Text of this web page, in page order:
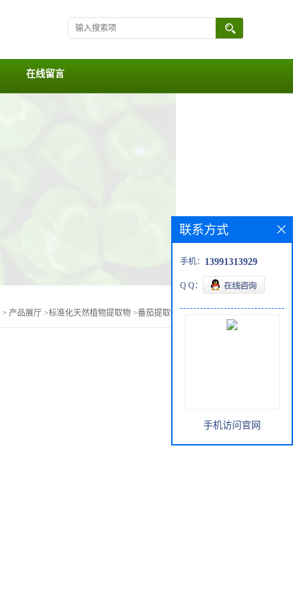
在线留言
> 产品展厅 >标准化天然植物提取物 >番茄提取物番茄红素20%
联系方式
手机： 13991313929
Q Q：
手机访问官网